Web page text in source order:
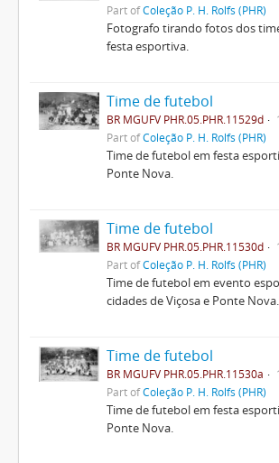
Part ofColeção P. H. Rolfs (PHR)
Fotografo tirando fotos dos
festa esportiva.
Time de futebol
BR MGUFV PHR.05.PHR.11529d
Part ofColeção P. H. Rolfs (PHR)
Time de futebol em festa
Ponte Nova.
Time de futebol
BR MGUFV PHR.05.PHR.11530d
Part ofColeção P. H. Rolfs (PHR)
Time de futebol em evento
cidades de Viçosa e Ponte Nova.
Time de futebol
BR MGUFV PHR.05.PHR.11530a
Part ofColeção P. H. Rolfs (PHR)
Time de futebol em festa
Ponte Nova.